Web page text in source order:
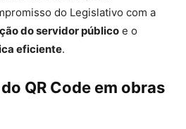
do Legislativo com a
do servidor público e o
eficiente.
QR Code em obras